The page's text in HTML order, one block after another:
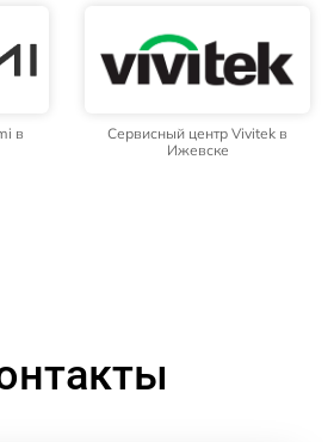
в
Сервисный центр Vivitek в
Ижевске